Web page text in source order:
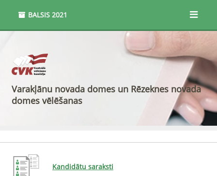
BALSIS 2021
Varakļānu novada domes un Rēzeknes novada
domes vēlēšanas
Kandidātu saraksti